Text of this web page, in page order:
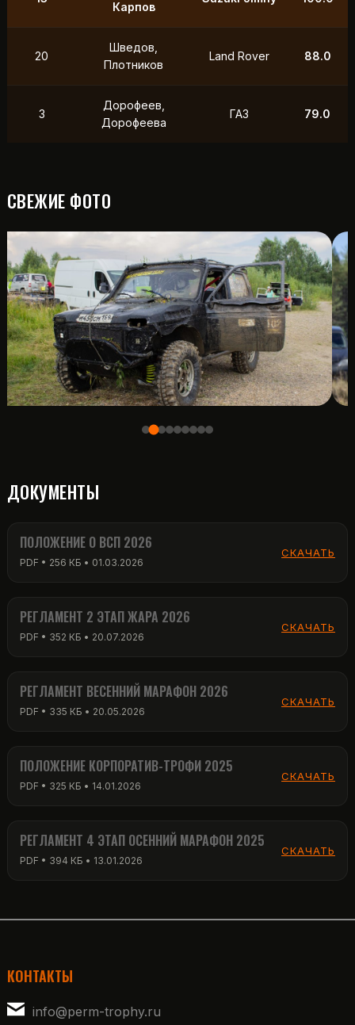
Петухов
Фердман
ПОЛОЖЕНИЕ О ВСП 2026
РЕГЛАМЕНТ 2 ЭТАП ЖАРА 2026
РЕГЛАМЕНТ ВЕСЕННИЙ МАРАФОН 2026
ПОЛОЖЕНИЕ КОРПОРАТИВ-ТРОФИ 2025
РЕГЛАМЕНТ 4 ЭТАП ОСЕННИЙ МАРАФОН 2025
КОНТАКТЫ